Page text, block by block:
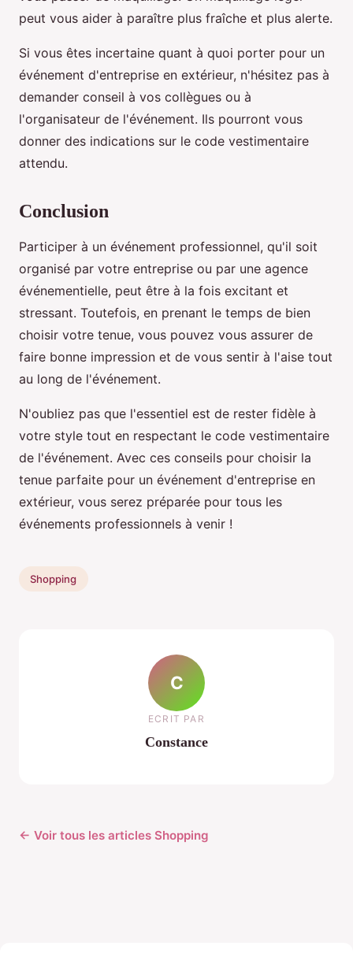
peut vous aider à paraître plus fraîche et plus alerte.
Si vous êtes incertaine quant à quoi porter pour un
événement d'entreprise en extérieur, n'hésitez pas à
demander conseil à vos collègues ou à
l'organisateur de l'événement. Ils pourront vous
donner des indications sur le code vestimentaire
attendu.
Conclusion
Participer à un événement professionnel, qu'il soit
organisé par votre entreprise ou par une agence
événementielle, peut être à la fois excitant et
stressant. Toutefois, en prenant le temps de bien
choisir votre tenue, vous pouvez vous assurer de
faire bonne impression et de vous sentir à l'aise tout
au long de l'événement.
N'oubliez pas que l'essentiel est de rester fidèle à
votre style tout en respectant le code vestimentaire
de l'événement. Avec ces conseils pour choisir la
tenue parfaite pour un événement d'entreprise en
extérieur, vous serez préparée pour tous les
événements professionnels à venir !
Shopping
C
ECRIT PAR
Constance
← Voir tous les articles Shopping